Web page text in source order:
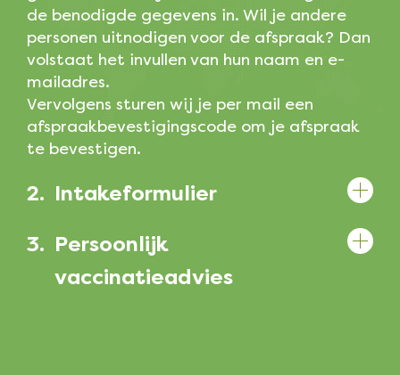
de benodigde gegevens in. Wil je andere
personen uitnodigen voor de afspraak? Dan
volstaat het invullen van hun naam en e-
mailadres.
Vervolgens sturen wij je per mail een
afspraakbevestigingscode om je afspraak
te bevestigen.
2. Intakeformulier
3. Persoonlijk
vaccinatieadvies